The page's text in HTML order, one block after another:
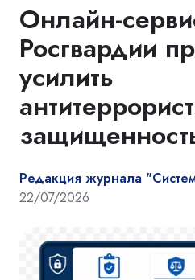
Онлайн-
Росгвардии
усилить
Редакция журнала
22/07/2026